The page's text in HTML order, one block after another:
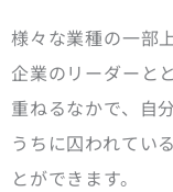
様々な業種の一部
企業のリーダーと
重ねるなかで、自
うちに囚われてい
とができます。